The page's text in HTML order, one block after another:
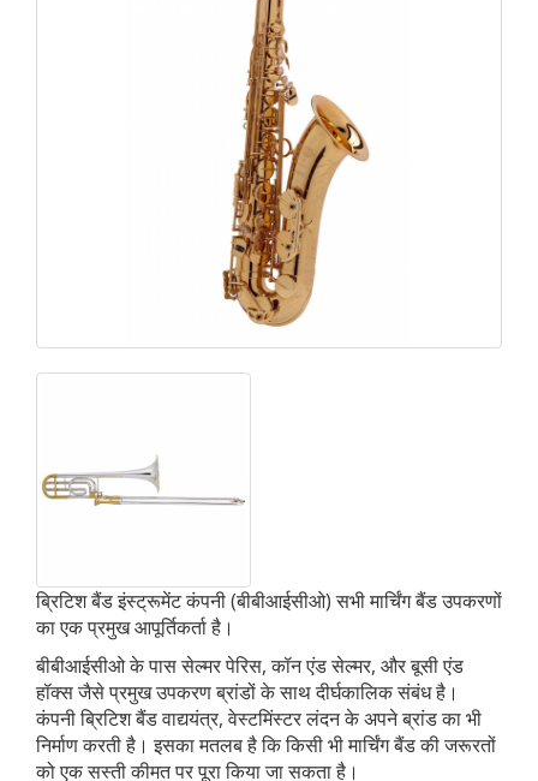
ब्रिटिश बैंड इंस्ट्रूमेंट कंपनी (बीबीआईसीओ) सभी मार्चिंग बैंड उपकरणों
का एक प्रमुख आपूर्तिकर्ता है।
बीबीआईसीओ के पास सेल्मर पेरिस, कॉन एंड सेल्मर, और बूसी एंड
हॉक्स जैसे प्रमुख उपकरण ब्रांडों के साथ दीर्घकालिक संबंध है।
कंपनी ब्रिटिश बैंड वाद्ययंत्र, वेस्टमिंस्टर लंदन के अपने ब्रांड का भी
निर्माण करती है। इसका मतलब है कि किसी भी मार्चिंग बैंड की जरूरतों
को एक सस्ती कीमत पर पूरा किया जा सकता है।